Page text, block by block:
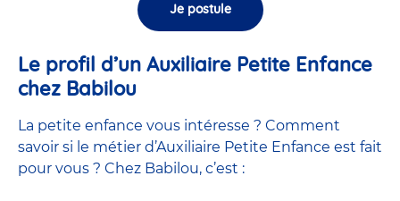
Je postule
Le profil d’un Auxiliaire Petite Enfance
chez Babilou
La petite enfance vous intéresse ? Comment
savoir si le métier d’Auxiliaire Petite Enfance est fait
pour vous ? Chez Babilou, c’est :